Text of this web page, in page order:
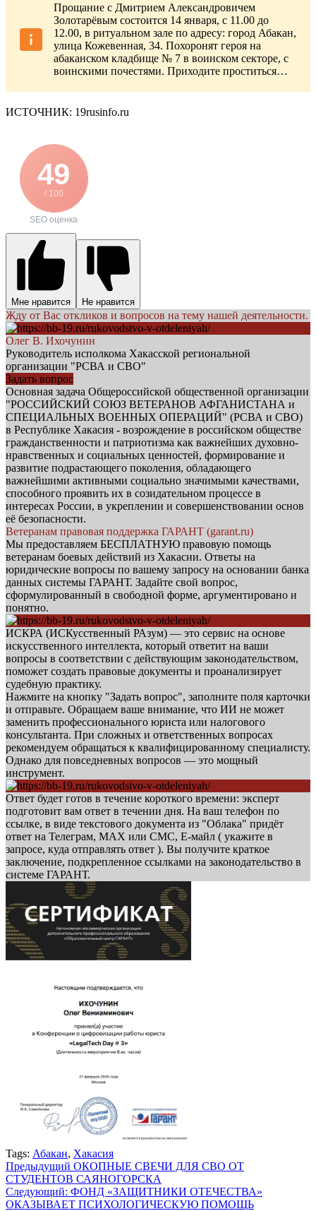
Прощание с Дмитрием Александровичем
Золотарёвым состоится 14 января, с 11.00 до
12.00, в ритуальном зале по адресу: город Абакан,
улица Кожевенная, 34. Похоронят героя на
абаканском кладбище № 7 в воинском секторе, с
воинскими почестями. Приходите проститься…
ИСТОЧНИК: 19rusinfo.ru
49
/ 100
SEO оценка
Мне нравится Не нравится
Жду от Вас откликов и вопросов на тему нашей деятельности.
Олег В. Ихочунин
Руководитель исполкома Хакасской региональной
организации "РСВА и СВО"
Задать вопрос
Основная задача Общероссийской общественной организации
"РОССИЙСКИЙ СОЮЗ ВЕТЕРАНОВ АФГАНИСТАНА и
СПЕЦИАЛЬНЫХ ВОЕННЫХ ОПЕРАЦИЙ" (РСВА и СВО)
в Республике Хакасия - возрождение в российском обществе
гражданственности и патриотизма как важнейших духовно-
нравственных и социальных ценностей, формирование и
развитие подрастающего поколения, обладающего
важнейшими активными социально значимыми качествами,
способного проявить их в созидательном процессе в
интересах России, в укреплении и совершенствовании основ
её безопасности.
Ветеранам правовая поддержка ГАРАНТ (garant.ru)
Мы предоставляем БЕСПЛАТНУЮ правовую помощь
ветеранам боевых действий из Хакасии. Ответы на
юридические вопросы по вашему запросу на основании банка
данных системы ГАРАНТ. Задайте свой вопрос,
сформулированный в свободной форме, аргументировано и
понятно.
ИСКРА (ИСКусственный РАзум) — это сервис на основе
искусственного интеллекта, который ответит на ваши
вопросы в соответствии с действующим законодательством,
поможет создать правовые документы и проанализирует
судебную практику.
Нажмите на кнопку "Задать вопрос", заполните поля карточки
и отправьте. Обращаем ваше внимание, что ИИ не может
заменить профессионального юриста или налогового
консультанта. При сложных и ответственных вопросах
рекомендуем обращаться к квалифицированному специалисту.
Однако для повседневных вопросов — это мощный
инструмент.
Ответ будет готов в течение короткого времени: эксперт
подготовит вам ответ в течении дня. На ваш телефон по
ссылке, в виде текстового документа из "Облака" придёт
ответ на Телеграм, МАХ или СМС, Е-майл ( укажите в
запросе, куда отправлять ответ ). Вы получите краткое
заключение, подкрепленное ссылками на законодательство в
системе ГАРАНТ.
Tags: Абакан, Хакасия
Навигация
записи
Предыдущий ОКОПНЫЕ СВЕЧИ ДЛЯ СВО ОТ
СТУДЕНТОВ САЯНОГОРСКА
Следующий: ФОНД «ЗАЩИТНИКИ ОТЕЧЕСТВА»
ОКАЗЫВАЕТ ПСИХОЛОГИЧЕСКУЮ ПОМОЩЬ